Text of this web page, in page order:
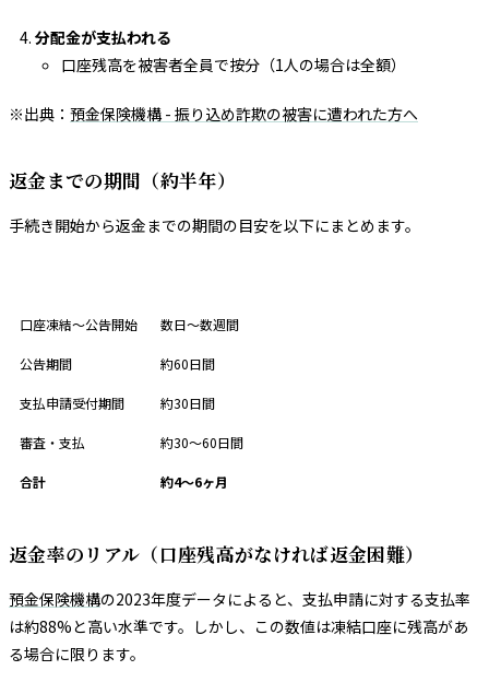
分配金が支払われる
口座残高を被害者全員で按分（1人の場合は全額）
※出典： 預金保険機構 - 振り込め詐欺の被害に遭われた方へ
返金までの期間（約半年）
手続き開始から返金までの期間の目安を以下にまとめます。
口座凍結〜公告開始 数日〜数週間
公告期間 約60日間
支払申請受付期間 約30日間
審査・支払 約30〜60日間
合計 約4〜6ヶ月
返金率のリアル（口座残高がなければ返金困難）
預金保険機構の2023年度データによると、支払申請に対する支払率
は約88%と高い水準です。しかし、この数値は凍結口座に残高があ
る場合に限ります。